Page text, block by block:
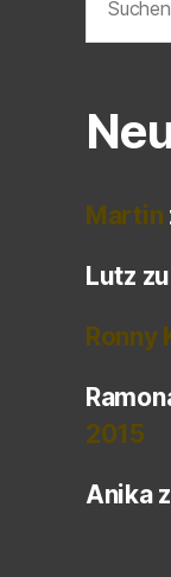
nach:
Martin
Lutz zu
Ronny
2015
Anika